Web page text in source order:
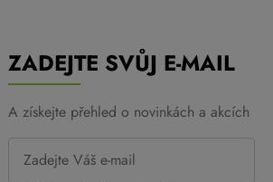
ZADEJTE SVŮJ E-MAIL
A získejte přehled o novinkách a akcích